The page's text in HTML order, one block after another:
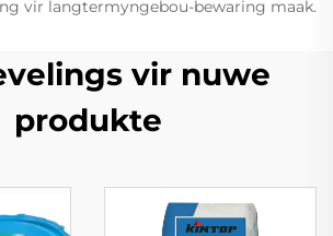
vir langtermyngebou-bewaring maak.
vir nuwe
produkte